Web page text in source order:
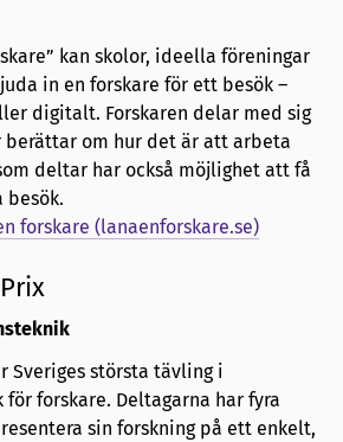
kan skolor, ideella föreningar
in en forskare för ett besök –
digitalt. Forskaren delar med sig
om hur det är att arbeta
deltar har också möjlighet att få
besök.
forskare (lanaenforskare.se)
Sveriges största tävling i
forskare. Deltagarna har fyra
sin forskning på ett enkelt,